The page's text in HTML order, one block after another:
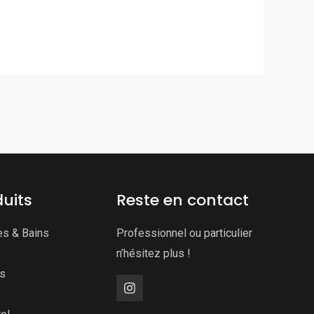
& Bains
Reste en contact
Professionnel ou particulier
n’hésitez plus !